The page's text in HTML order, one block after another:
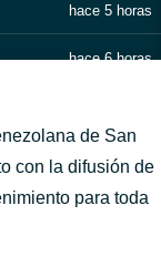
hace 5 horas
hace 6 horas
hace 7 horas
de San
con la difusión de
para toda